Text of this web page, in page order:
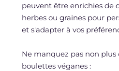
peuvent être enrichies de
herbes ou graines pour
et s'adapter à vos
Ne manquez pas non plus
boulettes véganes :